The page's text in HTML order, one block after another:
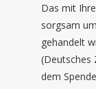
Das mit
sorgsam
gehandelt
(Deutsches
dem